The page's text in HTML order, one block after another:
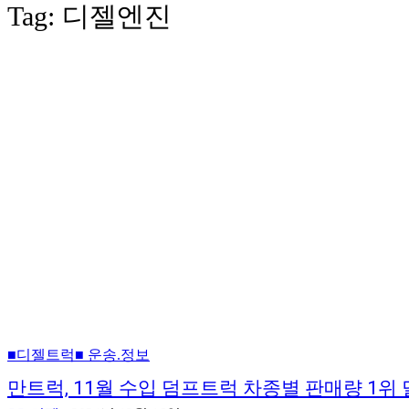
Tag: 디젤엔진
■디젤트럭■ 운송.정보
만트럭, 11월 수입 덤프트럭 차종별 판매량 1위